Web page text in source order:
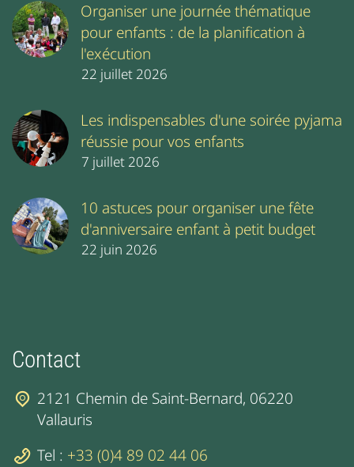
Organiser une journée thématique
pour enfants : de la planification à
l'exécution
22 juillet 2026
Les indispensables d'une soirée pyjama
réussie pour vos enfants
7 juillet 2026
10 astuces pour organiser une fête
d'anniversaire enfant à petit budget
22 juin 2026
Contact
2121 Chemin de Saint-Bernard, 06220
Vallauris
Tel : +33 (0)4 89 02 44 06